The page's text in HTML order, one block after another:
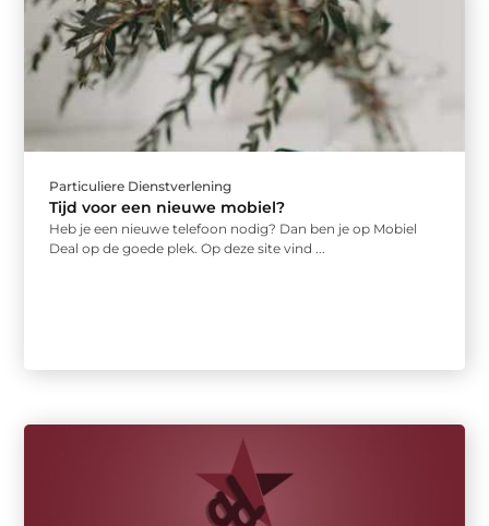
Particuliere Dienstverlening
Tijd voor een nieuwe mobiel?
Heb je een nieuwe telefoon nodig? Dan ben je op Mobiel
Deal op de goede plek. Op deze site vind ...